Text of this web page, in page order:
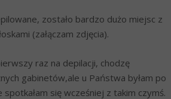
zostało bardzo dużo miejsc z
(załączam zdjęcia).
raz na depilacji, chodzę
gabinetów,ale u Państwa byłam po
się wcześniej z takim czymś.